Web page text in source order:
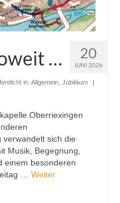
20
JUNI 2026
…
in: Allgemein Jubiläum
|
Oberriexingen
verwandelt sich die
Musik, Begegnung,
einem besonderen
… Weiter